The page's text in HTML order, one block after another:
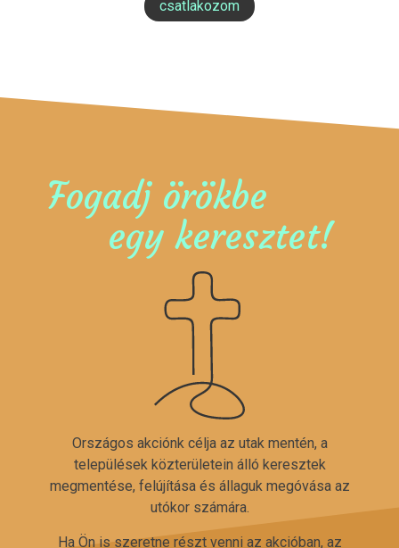
csatlakozom
Fogadj örökbe
egy keresztet!
Országos akciónk célja az utak mentén, a
települések közterületein álló keresztek
megmentése, felújítása és állaguk megóvása az
utókor számára.
Ha Ön is szeretne részt venni az akcióban, az